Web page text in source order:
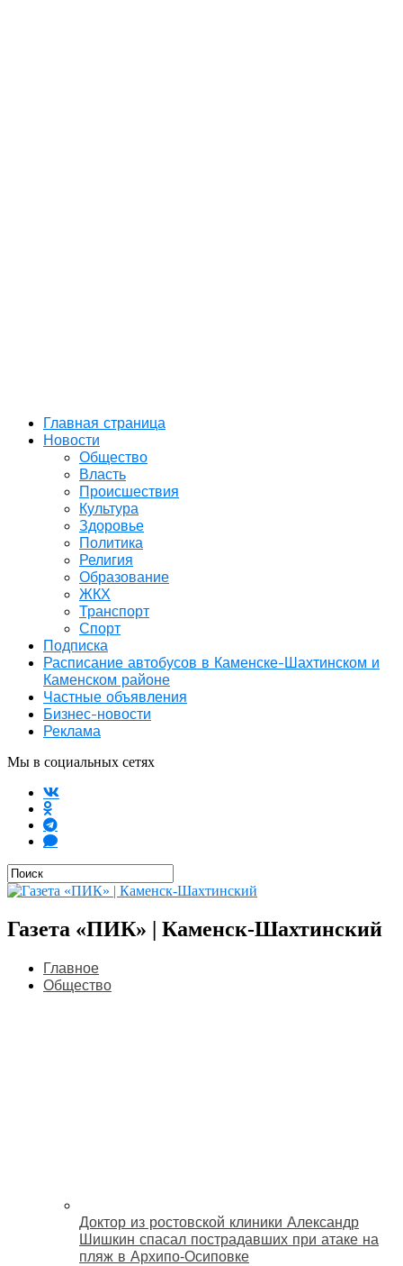
Главная страница
Новости
Общество
Власть
Происшествия
Культура
Здоровье
Политика
Религия
Образование
ЖКХ
Транспорт
Спорт
Подписка
Расписание автобусов в Каменске-Шахтинском и
Каменском районе
Частные объявления
Бизнес-новости
Реклама
Мы в социальных сетях
Газета «ПИК» | Каменск-Шахтинский
Главное
Общество
Доктор из ростовской клиники Александр
Шишкин спасал пострадавших при атаке на
пляж в Архипо‑Осиповке